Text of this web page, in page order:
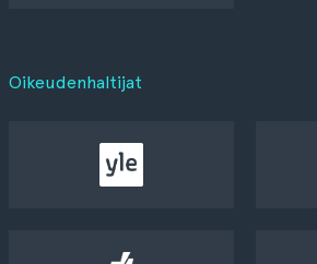
Oikeudenhaltijat